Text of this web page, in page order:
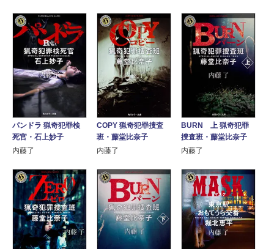
パンドラ 猟奇犯罪検
死官・石上妙子
内藤了
COPY 猟奇犯罪捜査
班・藤堂比奈子
内藤了
BURN 上 猟奇犯罪
捜査班・藤堂比奈子
内藤了